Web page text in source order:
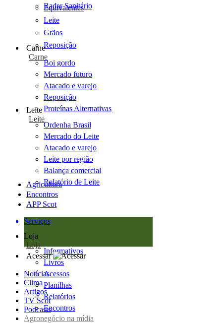
Radar Sanitário
Equivalentes
Leite
Grãos
Reposição
Carne
Carne
Boi gordo
Mercado futuro
Atacado e varejo
Reposição
Proteínas Alternativas
Leite
Leite
Ordenha Brasil
Mercado do Leite
Atacado e varejo
Leite por região
Balança comercial
Relatório de Leite
Agricultura
Encontros
APP Scot
Serviços
Loja
Loja
Informativos
Livros
Acessos
Planilhas
Relatórios
Encontros
Acessar
Notícias
Clima
Artigos
TV Scot
Podcasts
Agronegócio na mídia